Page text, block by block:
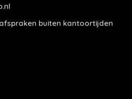
buiten kantoortijden